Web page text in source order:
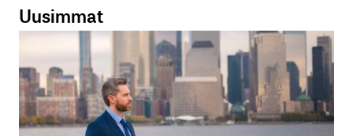
Uusimmat